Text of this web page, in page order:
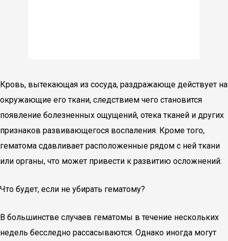
Кровь, вытекающая из сосуда, раздражающе действует на
окружающие его ткани, следствием чего становится
появление болезненных ощущений, отека тканей и других
признаков развивающегося воспаления. Кроме того,
гематома сдавливает расположенные рядом с ней ткани
или органы, что может привести к развитию осложнений.
Что будет, если не убирать гематому?
В большинстве случаев гематомы в течение нескольких
недель бесследно рассасываются. Однако иногда могут